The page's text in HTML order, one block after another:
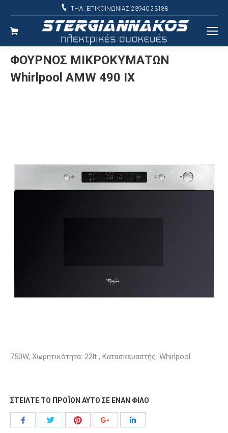
ΤΗΛ. ΕΠΙΚΟΙΝΩΝΙΑΣ 23940 23188
ΦΟΥΡΝΟΣ ΜΙΚΡΟΚΥΜΑΤΩΝ
Whirlpool AMW 490 IX
750W, Χωρητικότητα: 22lt , Κατασκευαστής: Whirlpool
ΣΤΕΙΛΤΕ ΤΟ ΠΡΟΪΟΝ ΑΥΤΟ ΣΕ ΕΝΑΝ ΦΙΛΟ
Share
Share
Share
Share